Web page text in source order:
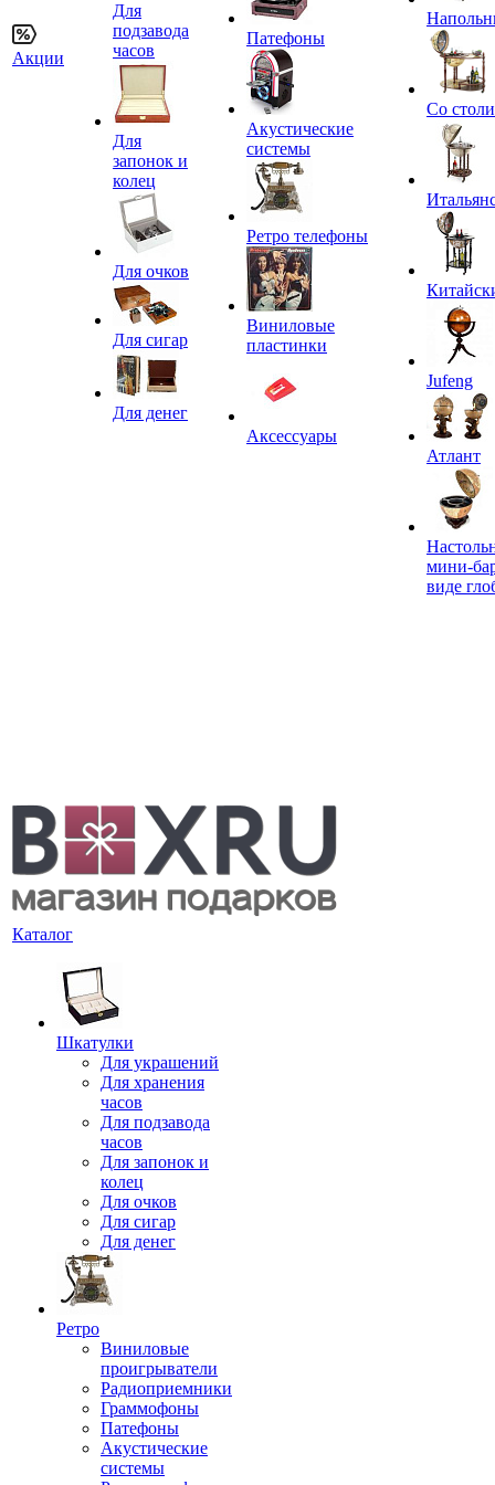
Акции
Для
подзавода
часов
Для
запонок и
колец
Для очков
Для сигар
Для денег
Патефоны
Акустические
системы
Ретро телефоны
Виниловые
пластинки
Аксессуары
Со
Jufeng
Атлант
мини-
виде
Каталог
Шкатулки
Для украшений
Для хранения
часов
Для подзавода
часов
Для запонок и
колец
Для очков
Для сигар
Для денег
Ретро
Виниловые
проигрыватели
Радиоприемники
Граммофоны
Патефоны
Акустические
системы